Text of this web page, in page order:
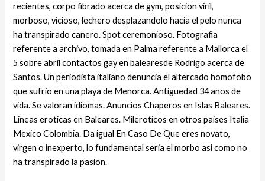
recientes, corpo fibrado acerca de gym, posicion viril,
morboso, vicioso, lechero desplazandolo hacia el pelo nunca
ha transpirado canero. Spot ceremonioso. Fotografia
referente a archivo, tomada en Palma referente a Mallorca el
5 sobre abril contactos gay en balearesde Rodrigo acerca de
Santos. Un periodista italiano denuncia el altercado homofobo
que sufrio en una playa de Menorca. Antiguedad 34 anos de
vida. Se valoran idiomas. Anuncios Chaperos en Islas Baleares.
Lineas eroticas en Baleares. Mileroticos en otros paises Italia
Mexico Colombia. Da igual En Caso De Que eres novato,
virgen o inexperto, lo fundamental seria el morbo asi­ como no
ha transpirado la pasion.